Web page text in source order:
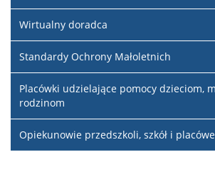
Wirtualny doradca
Standardy Ochrony Małoletnich
Placówki udzielające pomocy dzieciom,
rodzinom
Opiekunowie przedszkoli, szkół i